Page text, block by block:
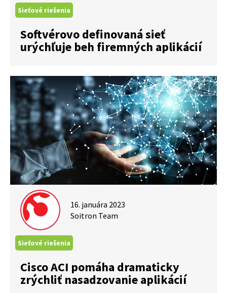
Sieťové riešenia
Softvérovo definovaná sieť
urýchľuje beh firemných aplikácií
16. januára 2023
Soitron Team
Sieťové riešenia
Cisco ACI pomáha dramaticky
zrýchliť nasadzovanie aplikácií